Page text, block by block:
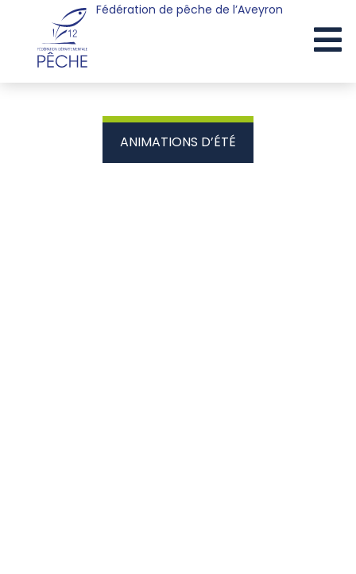
Fédération de pêche de l’Aveyron
ANIMATIONS D’ÉTÉ
Cookies management panel